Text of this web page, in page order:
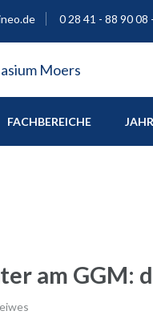
0 28 41 - 88 90 08
FACHBEREICHE
am GGM: